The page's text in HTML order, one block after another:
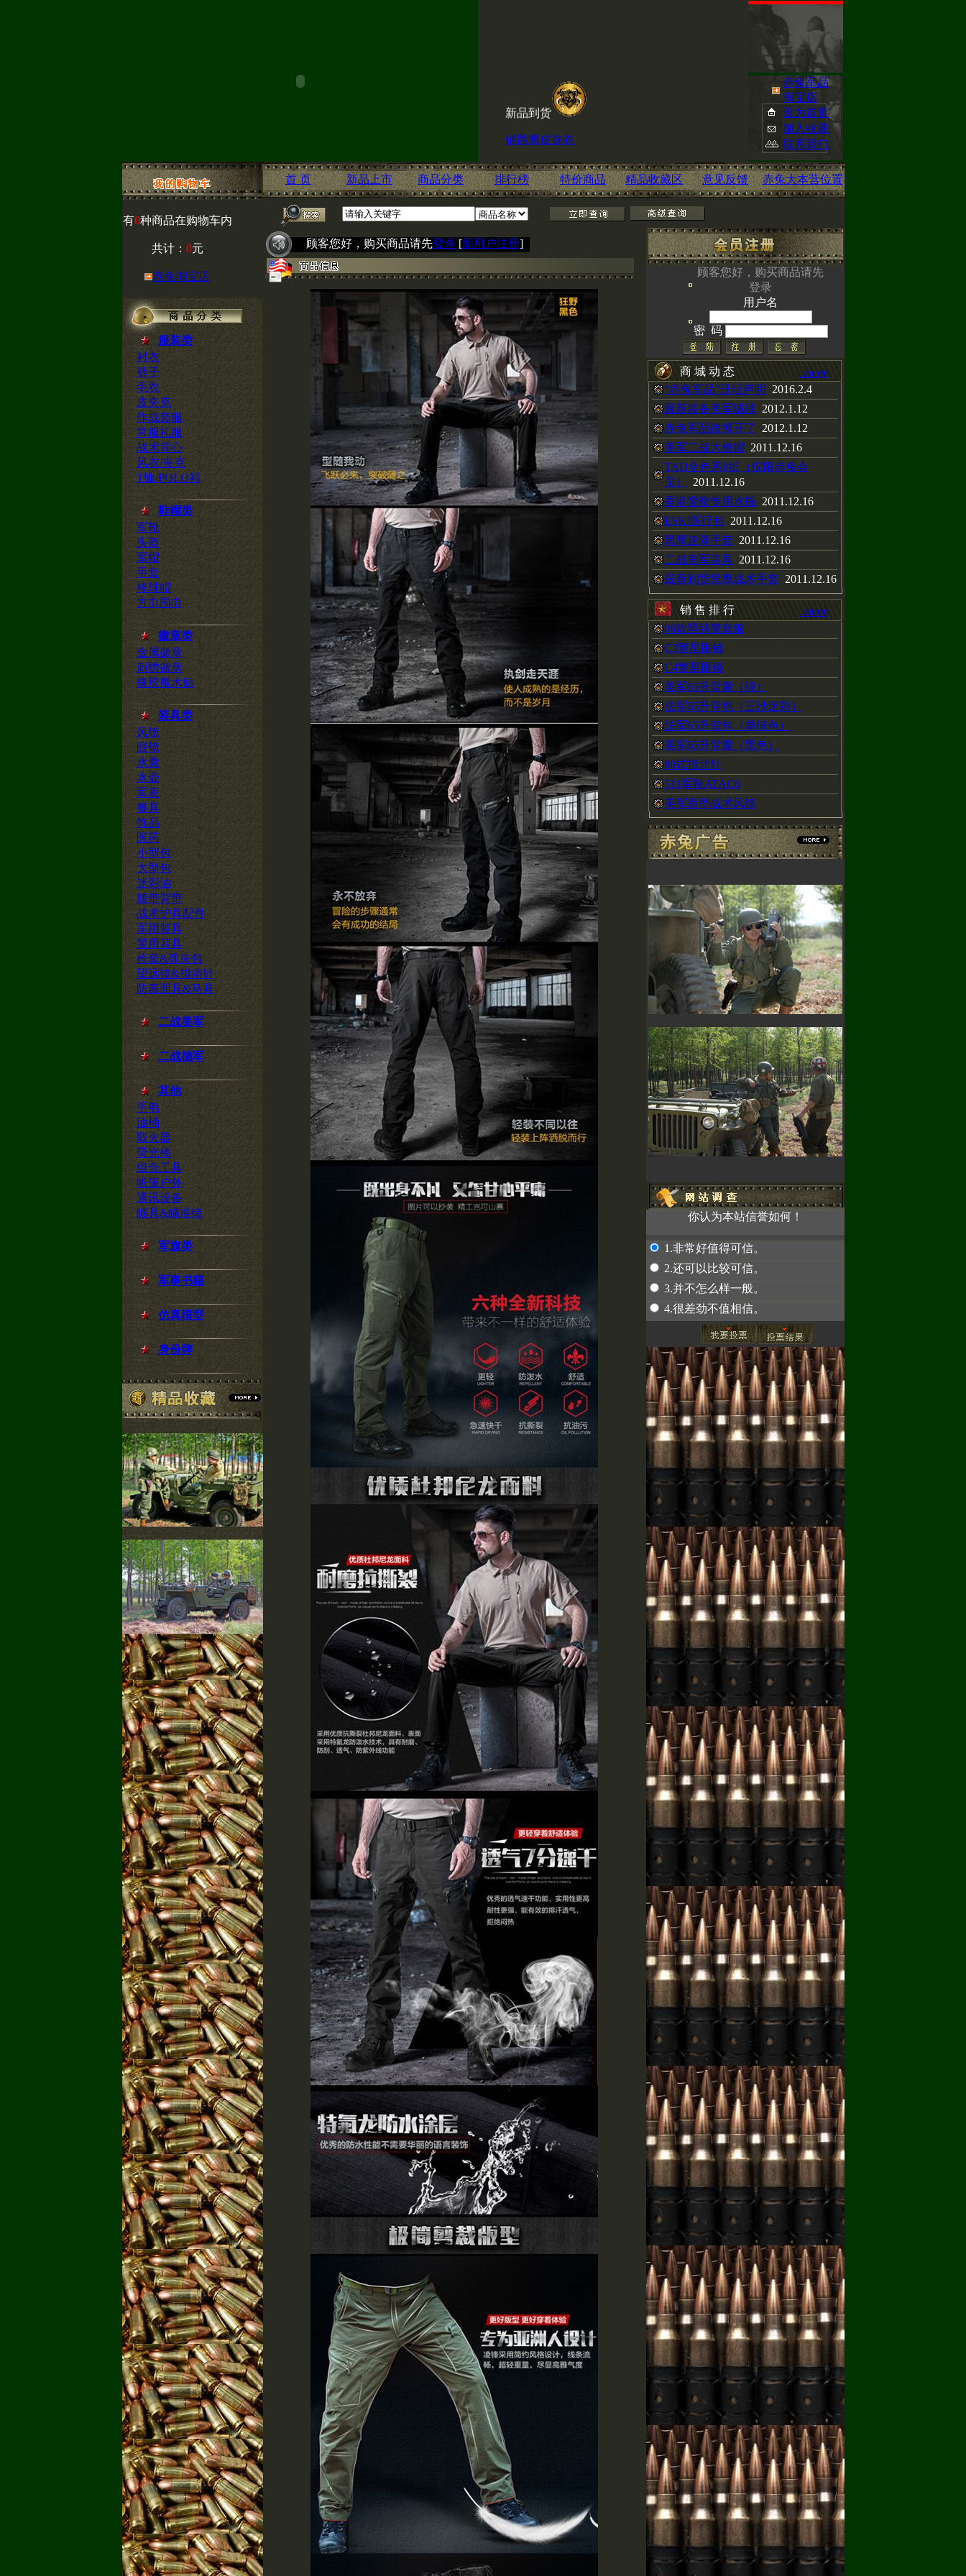
铺路鹰皮肤衣
铺路鹰城市速干裤
ESKI内腰带
喜讯！赤兔淘宝店现已经开启您可点
击
http://shop60666600.taobao.com/
现赤兔新到瑞士原产TACTICAL手表，H3
发光材料，保证质量，您可以在赤兔动态
商城进行查看和选购
赤兔新到各种图案POLO衫，黑色沙色两种
可供选择
MAGNUM（马格南）特警靴
美国黑鹰干探衬衣
美jun M1943作战裤
赤兔郑重声明
批发商请拨打我们的电话(86010)66172489
核实后，再汇款到我部。谢谢大家的支
持！
赤兔专卖
邮局汇款时请不要使用密码！
因为使用密
码会给货款的提取造成延时，使我们无法
按时发货,如果您使用银行汇款，请先联系
刘小姐后再汇款(86010)66172489
赤兔专卖
赤兔军品
淘宝店
设为首页
加入收藏
联系我们
有0种商品在购物车内
共计： 0元
赤兔淘宝店
服装类
衬衣
裤子
毛衣
皮夹克
作战套服
常服礼服
战术背心
风衣/夹克
T恤/POLO衫
鞋帽类
军靴
头盔
军帽
手套
棒球帽
方巾围巾
徽章类
金属徽章
刺绣徽章
橡胶魔术贴
装具类
风镜
眼镜
水囊
水壶
军表
餐具
饰品
医药
小型包
大型包
迷彩油
腰带背带
战术护具配件
军用装具
警用装具
枪套&弹夹包
望远镜&指南针
防毒面具&马具
二战美军
二战德军
其他
手电
油桶
取火器
荧光棒
组合工具
帐篷户外
通讯设备
瞄具&瞄准镜
军旗类
军事书籍
仿真模型
身份牌
首 页 新品上市 商品分类 排行榜 特价商品 精品收藏区 意见反馈 赤兔大本营位置
顾客您好，购买商品请先登录[新用户注册]
顾客您好，购买商品请先
登录
用户名
密 码
商 城 动 态
..more
“赤兔军品”迁址声明 2016.2.4
最新装备美军绒毯 2012.1.12
赤兔军品微博开了 2012.1.12
美军二战大檐帽2011.12.16
TAD全色系8折（仅限赤兔会
员）
2011.12.16
香港警察专用水瓶 2011.12.16
ESKI医疗包2011.12.16
黑鹰速降手套 2011.12.16
二战美军装具2011.12.16
最新到货黑鹰战术手套 2011.12.16
销 售 排 行
..more
06款黑特警套服
C3警星眼镜
C4警星眼镜
美军65升背囊（绿）
法军65升背包（三沙迷彩）
法军65升背包（单绿色）
美军65升背囊（黑色）
80式指北针
511军靴ATAC6
美军新型战术风镜
你认为本站信誉如何！
1.非常好值得可信。
2.还可以比较可信。
3.并不怎么样一般。
4.很差劲不值相信。